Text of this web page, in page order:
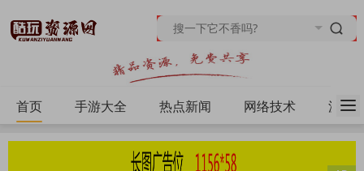
首页 手游大全 热点新闻 网络技术 源码